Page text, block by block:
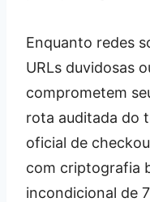
Enquanto redes
URLs duvidosas
comprometem
rota auditada do
oficial de
com criptografia
incondicional de